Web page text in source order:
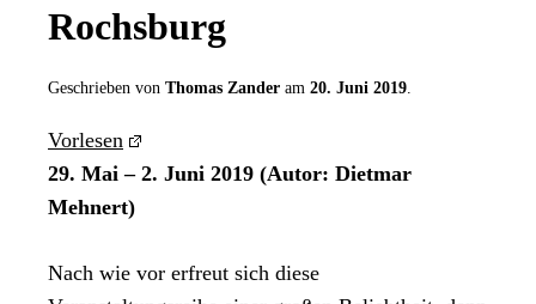
Rochsburg
Geschrieben von Thomas Zander am 20. Juni 2019
Vorlesen
29. Mai – 2. Juni 2019 (Autor: Dietmar
Mehnert)
Nach wie vor erfreut sich diese